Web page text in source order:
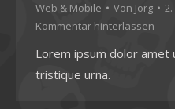
Web & Mobile Von Jörg
Kommentar hinterlassen
Lorem ipsum dolor amet
tristique urna.